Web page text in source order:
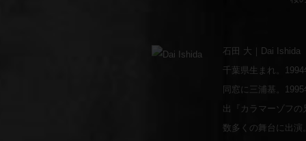
石田 大｜Dai Ishida
千葉県生まれ。
同窓に三浦基。
出『カラマーゾフ
数多くの舞台に出